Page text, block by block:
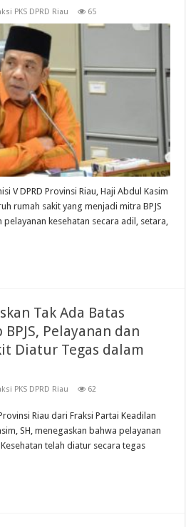
PKS DPRD Riau 65
V DPRD Provinsi Riau, Haji Abdul Kasim
rumah sakit yang menjadi mitra BPJS
kesehatan secara adil, setara,
Tak Ada Batas
Pelayanan dan
Diatur Tegas dalam
PKS DPRD Riau 62
Riau dari Fraksi Partai Keadilan
SH, menegaskan bahwa pelayanan
telah diatur secara tegas